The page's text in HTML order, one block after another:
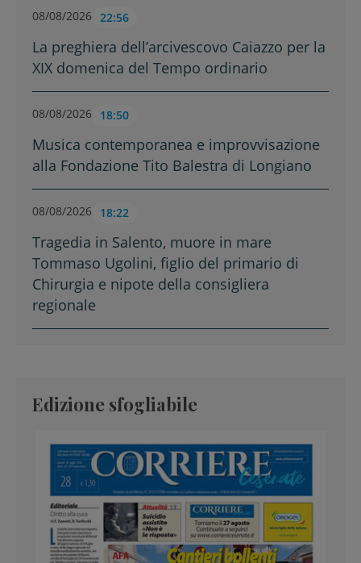
08/08/2026 22:56
La preghiera dell’arcivescovo Caiazzo per la
XIX domenica del Tempo ordinario
08/08/2026 18:50
Musica contemporanea e improvvisazione
alla Fondazione Tito Balestra di Longiano
08/08/2026 18:22
Tragedia in Salento, muore in mare
Tommaso Ugolini, figlio del primario di
Chirurgia e nipote della consigliera
regionale
Edizione sfogliabile